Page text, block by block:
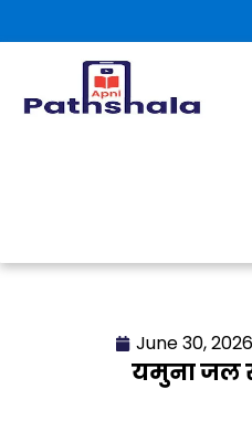
to
June 30, 2026
यमुना जल